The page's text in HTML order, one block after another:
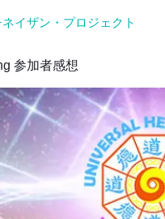
イザン・プロジェクト
参加者感想